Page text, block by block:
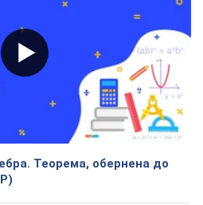
Теорема, обернена до